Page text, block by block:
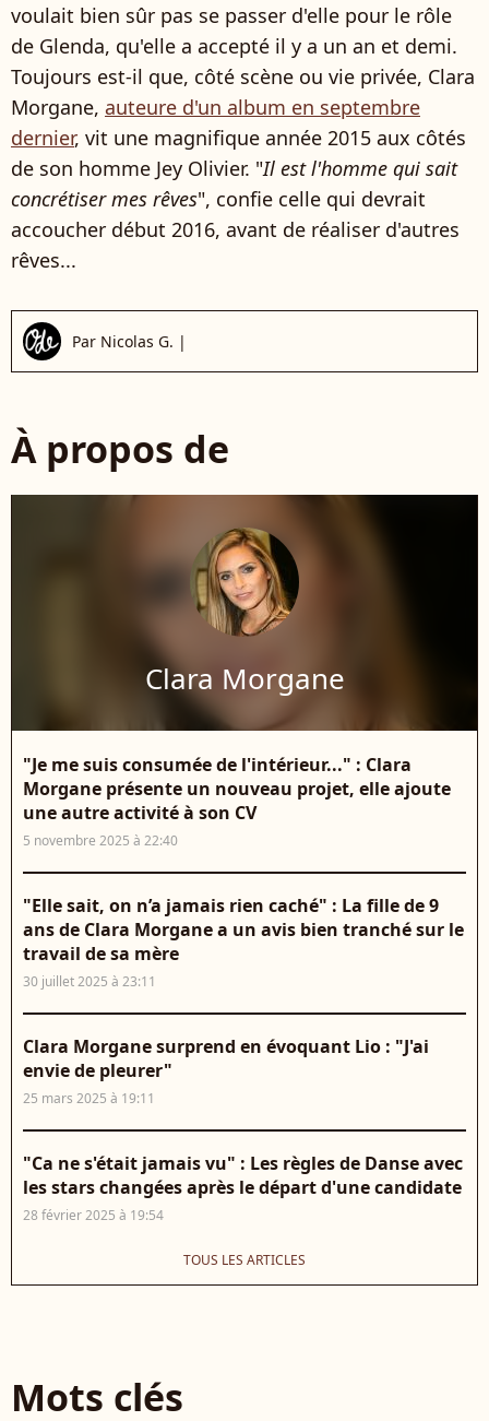
voulait bien sûr pas se passer d'elle pour le rôle
de Glenda, qu'elle a accepté il y a un an et demi.
Toujours est-il que, côté scène ou vie privée, Clara
Morgane, auteure d'un album en septembre
dernier, vit une magnifique année 2015 aux côtés
de son homme Jey Olivier. "Il est l'homme qui sait
concrétiser mes rêves", confie celle qui devrait
accoucher début 2016, avant de réaliser d'autres
rêves...
Par Nicolas G. |
À propos de
Clara Morgane
"Je me suis consumée de l'intérieur..." : Clara
Morgane présente un nouveau projet, elle ajoute
une autre activité à son CV
5 novembre 2025 à 22:40
"Elle sait, on n’a jamais rien caché" : La fille de 9
ans de Clara Morgane a un avis bien tranché sur le
travail de sa mère
30 juillet 2025 à 23:11
Clara Morgane surprend en évoquant Lio : "J'ai
envie de pleurer"
25 mars 2025 à 19:11
"Ca ne s'était jamais vu" : Les règles de Danse avec
les stars changées après le départ d'une candidate
28 février 2025 à 19:54
TOUS LES ARTICLES
Mots clés